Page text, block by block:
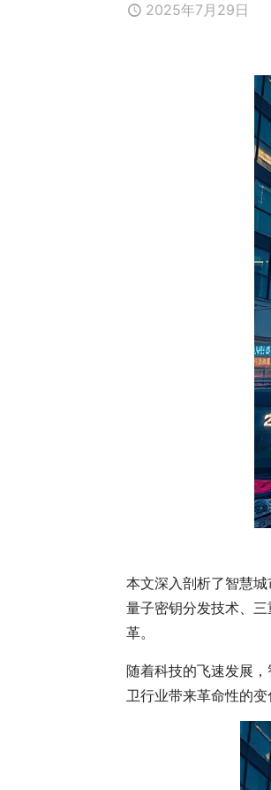
2025年7月29日
本文深入剖析了智慧
量子密钥分发技术、
革。
随着科技的飞速发展
卫行业带来革命性的变